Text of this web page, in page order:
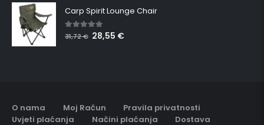
Carp Spirit Lounge Chair
5.00 out of 5
31,72€ 28,55 €
O nama Moj Račun
Pravila privatnosti
Uvjeti plaćanja
Načini plaćanja Dostava